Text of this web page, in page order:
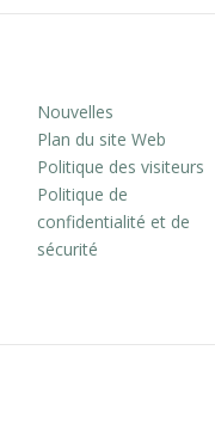
Nouvelles
Plan du site Web
Politique des visiteurs
Politique de
confidentialité et de
sécurité